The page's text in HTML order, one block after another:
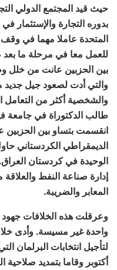
حيث قيد المجتمع الدولي
بدوره التجارة والإستثمار
المتحدة عاملا مهما في وقف
للعمل معا في مرحلة ما بعد
والتي أدت لصعود جيل جديد
والشخصية أكثر من التعامل
طالب الدكتوراة في جامعة
انقسمت بتساو بين الحزبين
الوحيدة في كردستان
إدارة صناعة النفط
المعابر والضريبة.
وعرقلت هذه الخلافات جهود
واحدة غير مسيسة. وأدى
لتأجيل انتخابات البرلمان
أكتوبر وقاما بتمديد